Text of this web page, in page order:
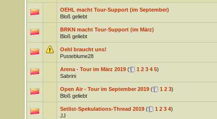
OEHL macht Tour-Support (im September)
Bloß geliebt
BRKN macht Tour-Support (im März)
Bloß geliebt
Oehl braucht uns!
Pusteblume28
Arena - Tour im März 2019 ( 1 2 3 4 5)
Sabrini
Open Air - Tour im September 2019 ( 1 2 3)
Bloß geliebt
Setlist-Spekulations-Thread 2019 ( 1 2 3 4)
JJ